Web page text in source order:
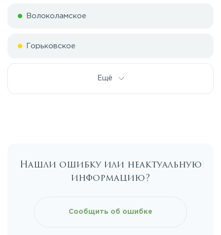
Волоколамское
Горьковское
Каширское
Ещё
Нашли ошибку или неактуальную
информацию?
Сообщить об ошибке